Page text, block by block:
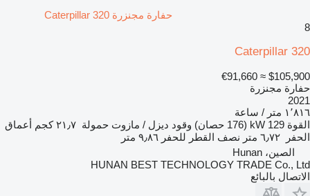
حفارة مجنزرة Caterpillar 320
8
Caterpillar 320
$105,900
≈ €91,660
حفارة مجنزرة
2021
١٬٨١٦ متر / ساعة
القوة 129 kW (176 حصان) وقود ديزل / مازوت حمولة ٢١٫٧ كجم
أعماق
الحفر
٦٫٧٢ متر نصف القطر للحفر ٩٫٨٦ متر
الصين، Hunan
HUNAN BEST TECHNOLOGY TRADE Co., Ltd
الاتصال بالبائع